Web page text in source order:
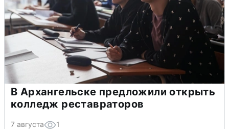
В Архангельске предложили открыть
колледж реставраторов
7 августа 1